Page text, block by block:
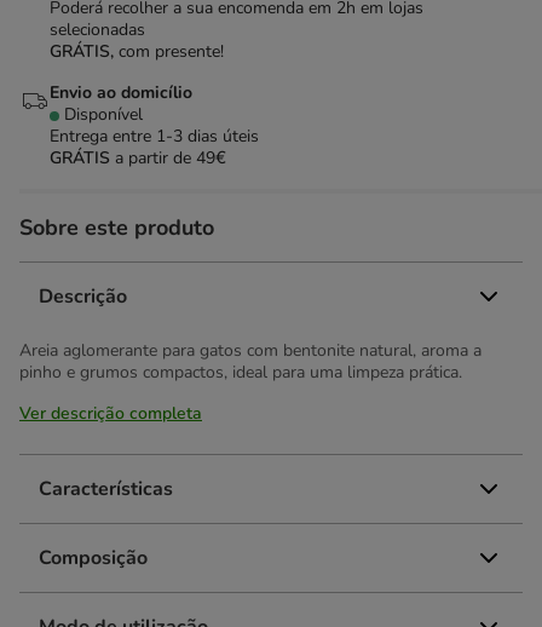
Poderá recolher a sua encomenda em 2h em lojas
selecionadas
GRÁTIS, com presente!
Envio ao domicílio
Disponível
Entrega entre 1-3 dias úteis
GRÁTIS a partir de 49€
Sobre este produto
Descrição
Areia aglomerante para gatos com bentonite natural, aroma a
pinho e grumos compactos, ideal para uma limpeza prática.
Ver descrição completa
Características
Composição